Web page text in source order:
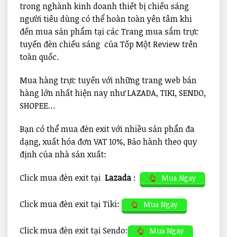
trong nghành kinh doanh thiết bị chiếu sáng
người tiêu dùng có thể hoàn toàn yên tâm khi
đến mua sản phẩm tại các Trang mua sắm trực
tuyến đèn chiếu sáng của Tốp Một Review trên
toàn quốc.
Mua hàng trực tuyến với những trang web bán
hàng lớn nhất hiện nay như LAZADA, TIKI, SENDO,
SHOPEE…
Bạn có thể mua đèn exit với nhiều sản phẩn đa
dạng, xuất hóa đơn VAT 10%, Bảo hành theo quy
định của nhà sản xuất:
Click mua đèn exit tại Lazada : Mua Ngay
Click mua đèn exit tại Tiki: Mua Ngay
Click mua đèn exit tại Sendo: Mua Ngay